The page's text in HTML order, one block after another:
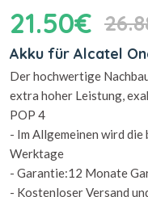
21.50€
Akku für Alcatel
Der hochwertige
extra hoher Leistung,
POP 4
- Im Allgemeinen wird
Werktage
- Garantie:12 Monate
- Kostenloser Versand